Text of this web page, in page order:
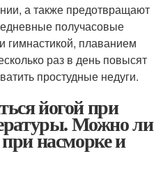
а также предотвращают
получасовые
гимнастикой, плаванием
раз в день повысят
простудные недуги.
йогой при
Можно ли
насморке и